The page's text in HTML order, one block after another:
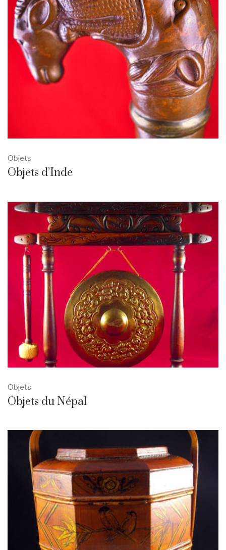
Objets
Objets d’Inde
Objets
Objets du Népal